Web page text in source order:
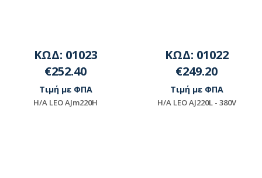
ΚΩΔ: 01023
€252.40
Τιμή με ΦΠΑ
Η/Α LEO AJm220H
ΚΩΔ: 01022
€249.20
Τιμή με ΦΠΑ
H/A LEO AJ220L - 380V